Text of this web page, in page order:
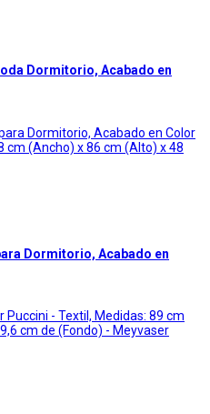
Dormitorio, Acabado en
Dormitorio, Acabado en